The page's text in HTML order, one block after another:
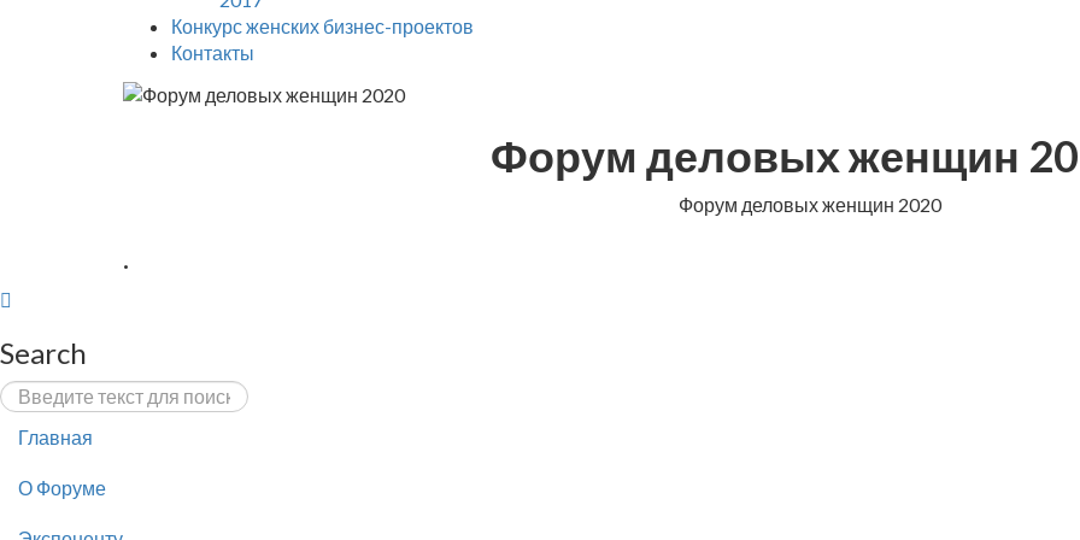
Конкурс женских бизнес-проектов
Контакты
Форум деловых женщин
Форум деловых женщин 2020
.
Search
Главная
О Форуме